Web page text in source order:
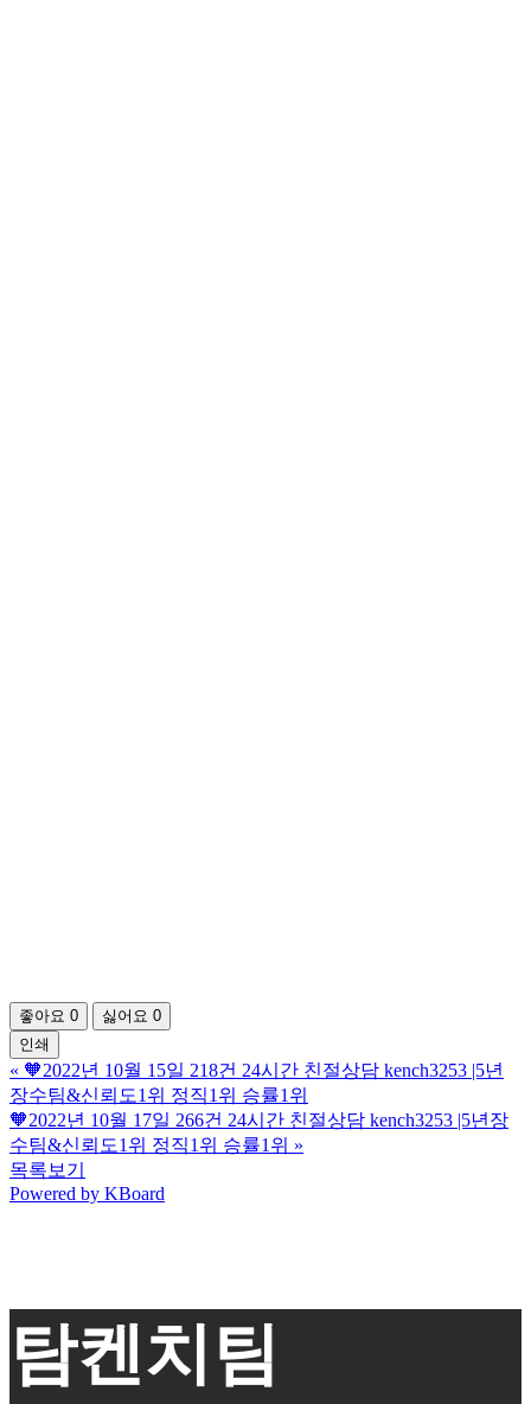
좋아요 0 싫어요 0
인쇄
« 🧡2022년 10월 15일 218건 24시간 친절상담 kench3253 |5년
장수팀&신뢰도1위 정직1위 승률1위
🧡2022년 10월 17일 266건 24시간 친절상담 kench3253 |5년장
수팀&신뢰도1위 정직1위 승률1위 »
목록보기
Powered by KBoard
탐켄치팀